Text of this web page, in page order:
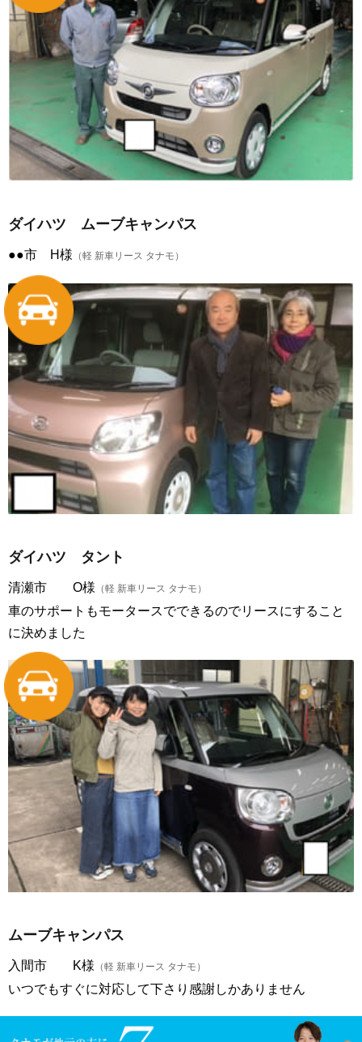
ダイハツ ムーブキャンパス
●●市 H様 （軽 新車リース タナモ）
ダイハツ タント
清瀬市 O様 （軽 新車リース タナモ）
車のサポートもモータースでできるのでリースにすること
に決めました
ムーブキャンパス
入間市 K様 （軽 新車リース タナモ）
いつでもすぐに対応して下さり感謝しかありません